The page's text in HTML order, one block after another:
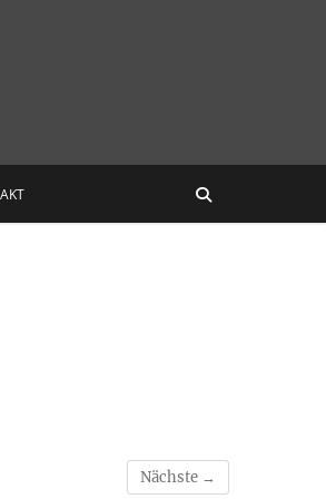
Nächste →